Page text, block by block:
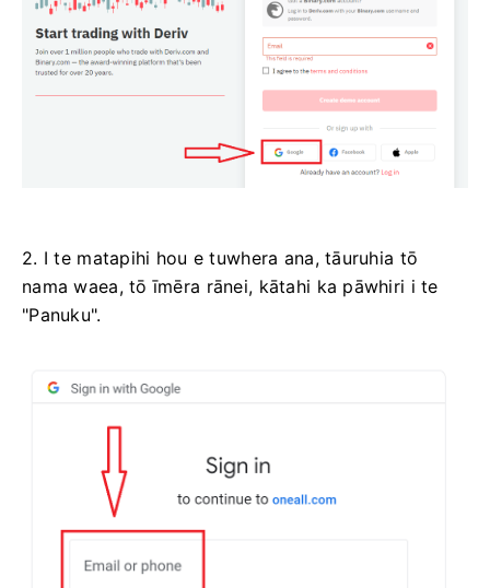
2. I te matapihi hou e tuwhera ana, tāuruhia tō
nama waea, tō īmēra rānei, kātahi ka pāwhiri i te
"Panuku".